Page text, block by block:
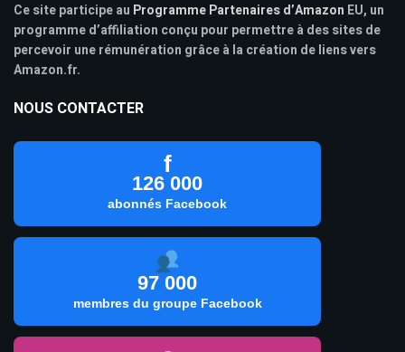
Ce site participe au Programme Partenaires d’Amazon EU, un
programme d’affiliation conçu pour permettre à des sites de
percevoir une rémunération grâce à la création de liens vers
Amazon.fr.
NOUS CONTACTER
f
126 000
abonnés Facebook
97 000
membres du groupe Facebook